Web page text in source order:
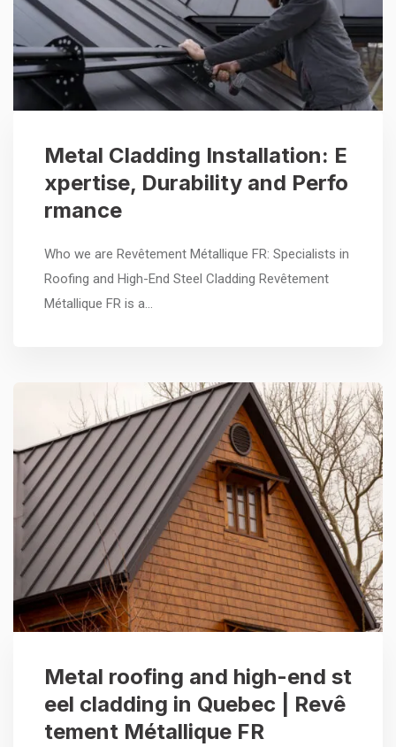
Metal Cladding Installation: E
xpertise, Durability and Perfo
rmance
Who we are Revêtement Métallique FR: Specialists in
Roofing and High-End Steel Cladding Revêtement
Métallique FR is a…
Metal roofing and high-end st
eel cladding in Quebec | Revê
tement Métallique FR